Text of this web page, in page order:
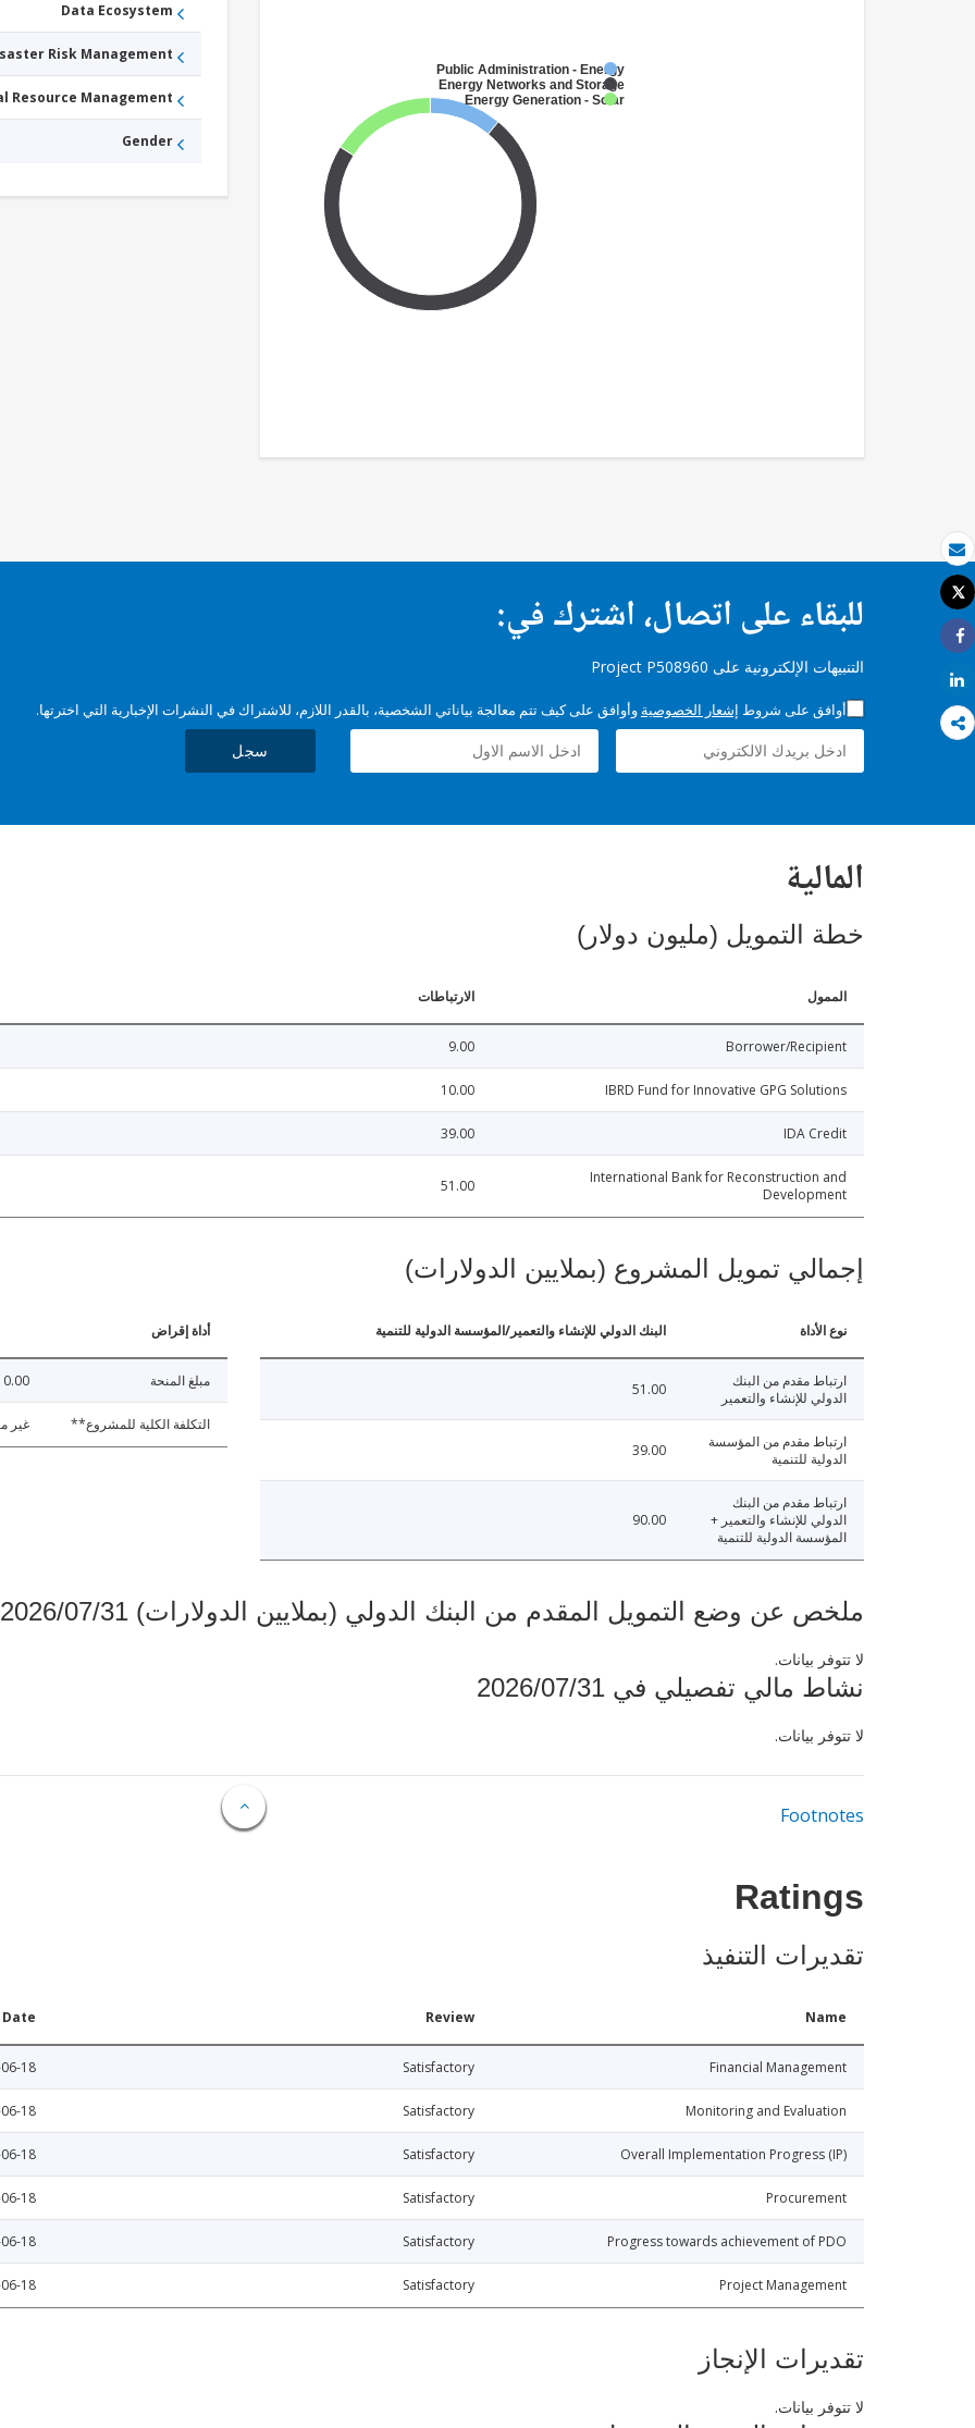
بريد الكتروني
طباعة
Tweet
Share
Share
Public Administration - Energy
Energy Networks and Storage
Energy Generation - Solar
Data Ecosystem
Risk Management
Resource Management
Gender
للبقاء على اتصال، اشترك في:
التنبيهات الإلكترونية على Project P508960
أوافق على شروط إشعار الخصوصية وأوافق على كيف تتم معالجة بياناتي الشخصية، بالقدر اللازم، للاشتراك في النشرات الإخبارية التي اخترتها.
سجل
المالية
خطة التمويل (مليون دولار)
الممول الارتباطات
Borrower/Recipient
9.00
IBRD Fund for Innovative GPG Solutions
10.00
IDA Credit
39.00
International Bank for Reconstruction and
Development
51.00
إجمالي تمويل المشروع (بملايين الدولارات)
نوع الأداة البنك الدولي للإنشاء والتعمير/المؤسسة الدولية للتنمية
ارتباط مقدم من البنك
الدولي للإنشاء والتعمير
51.00
ارتباط مقدم من المؤسسة
الدولية للتنمية
39.00
ارتباط مقدم من البنك
الدولي للإنشاء والتعمير +
المؤسسة الدولية للتنمية
90.00
أداة إقراض
مبلغ المنحة
التكلفة الكلية للمشروع** غير
ملخص عن وضع التمويل المقدم من البنك الدولي (بملايين الدولارات) 2026/07/31
لا تتوفر بيانات.
نشاط مالي تفصيلي في 2026/07/31
لا تتوفر بيانات.
Footnotes
Ratings
تقديرات التنفيذ
Name
Review
Date
Financial Management
Satisfactory
18
Monitoring and Evaluation
Satisfactory
18
Overall Implementation Progress (IP)
Satisfactory
18
Procurement
Satisfactory
18
Progress towards achievement of PDO
Satisfactory
18
Project Management
Satisfactory
18
تقديرات الإنجاز
لا تتوفر بيانات.